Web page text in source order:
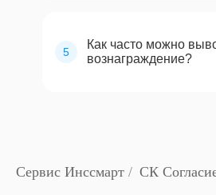
5
Как часто можно
вознаграждение?
Сервис Инссмарт / СК